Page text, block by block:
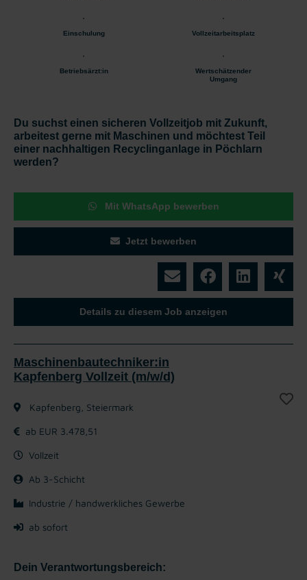
Einschulung Vollzeitarbeitsplatz
Betriebsärzt:in
Wertschätzender
Umgang
Du suchst einen sicheren Vollzeitjob mit Zukunft,
arbeitest gerne mit Maschinen und möchtest Teil
einer nachhaltigen Recyclinganlage in Pöchlarn
werden?
Mit WhatsApp bewerben
Jetzt bewerben
Details zu diesem Job anzeigen
Maschinenbautechniker:in
Kapfenberg Vollzeit (m/w/d)
Kapfenberg, Steiermark
ab EUR 3.478,51
Vollzeit
Ab 3-Schicht
Industrie / handwerkliches Gewerbe
ab sofort
Dein Verantwortungsbereich: